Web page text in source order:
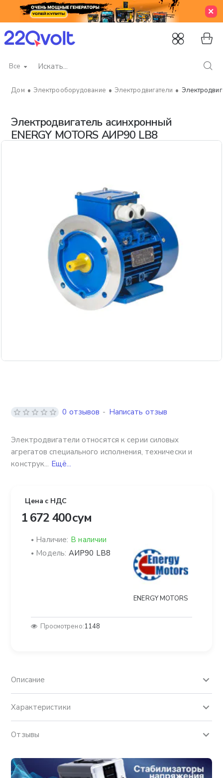
Все
Искать...
Электродвигатель асинхронный
ENERGY MOTORS АИР90 LB8
Электрооборудование Электродвигатели
Электродвигатели относятся к серии силовых
агрегатов специального исполнения, технически и
конструк... Ещё...
0 отзывов - Написать отзыв
Цена с НДС
1 672 400 сум
Наличие: В наличии
Модель: АИР90 LB8
ENERGY MOTORS
Просмотрено:1148
Описание
Характеристики
Отзывы